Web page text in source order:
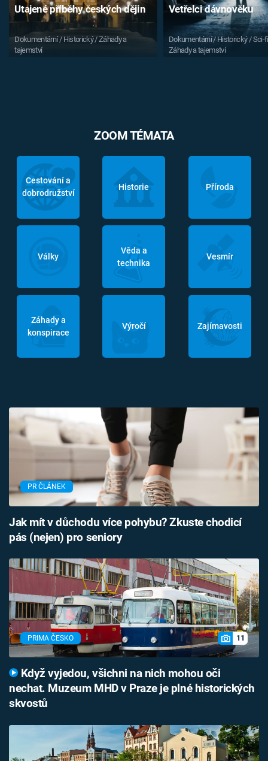
Utajené příběhy českých dějin
Dokumentární / Historický / Záhady a
tajemství
Vetřelci dávnověku
Dokumentární / Historický / Sci-
Záhady a tajemství
ZOOM TÉMATA
Cestování a
dobrodružství
Historie Příroda
Války
Věda a
technika
Vesmír
Záhady a
konspirace
Výročí Zajímavosti
PR ČLÁNEK
Jak mít v důchodu více pohybu? Zkuste chodicí
pás (nejen) pro seniory
PRIMA ČESKO 11
Když vyjedou, všichni na nich mohou oči
nechat. Muzeum MHD v Praze je plné historických
skvostů